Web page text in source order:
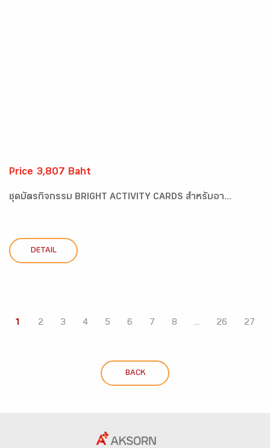
Price 3,807 Baht
ชุดบัตรกิจกรรม BRIGHT ACTIVITY CARDS สำหรับอา...
DETAIL
1 2 3 4 5 6 7 8 ... 26 27
BACK